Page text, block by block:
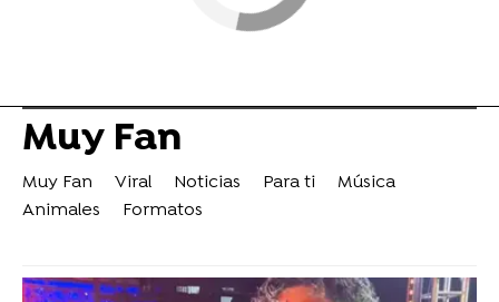
Muy Fan
Muy Fan Viral Noticias Para ti
Música
Animales
Formatos